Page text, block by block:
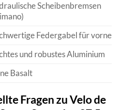
Scheibenbremsen
Federgabel für vorne
und robustes Aluminium
Basalt
Fragen zu Velo de